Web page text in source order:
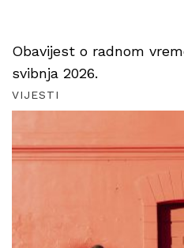
Obavijest o radnom
svibnja 2026.
VIJESTI